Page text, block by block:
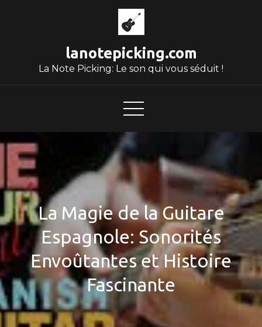
lanotepicking.com
La Note Picking: Le son qui vous séduit !
La Magie de la Guitare
Espagnole: Sonorités
Envoûtantes et Histoire
Fascinante